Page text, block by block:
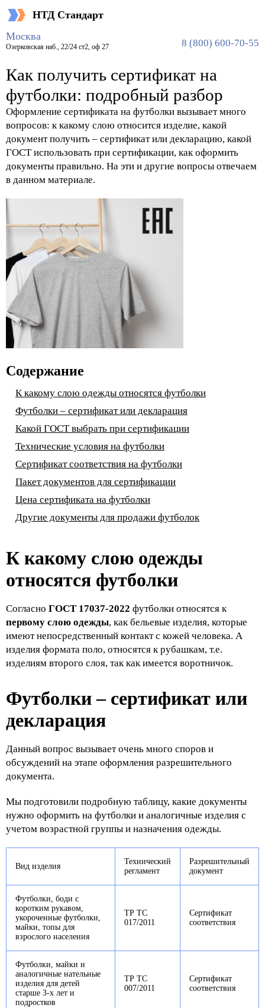
НТД Стандарт
Москва
Озерковская наб., 22/24 ст2, оф 27 8 (800) 600-70-55
Главная
Блог
Как получить сертификат на
футболки: подробный разбор
Оформление сертификата на футболки вызывает много
вопросов: к какому слою относится изделие, какой
документ получить – сертификат или декларацию, какой
ГОСТ использовать при сертификации, как оформить
документы правильно. На эти и другие вопросы отвечаем
в данном материале.
Содержание
К какому слою одежды относятся футболки
Футболки – сертификат или декларация
Какой ГОСТ выбрать при сертификации
Технические условия на футболки
Сертификат соответствия на футболки
Пакет документов для сертификации
Цена сертификата на футболки
Другие документы для продажи футболок
К какому слою одежды
относятся футболки
Согласно ГОСТ 17037-2022 футболки относятся к
первому слою одежды, как бельевые изделия, которые
имеют непосредственный контакт с кожей человека. А
изделия формата поло, относятся к рубашкам, т.е.
изделиям второго слоя, так как имеется воротничок.
Футболки – сертификат или
декларация
Данный вопрос вызывает очень много споров и
обсуждений на этапе оформления разрешительного
документа.
Мы подготовили подробную таблицу, какие документы
нужно оформить на футболки и аналогичные изделия с
учетом возрастной группы и назначения одежды.
Вид изделия
Технический
регламент
Разрешительный
документ
Футболки, боди с
коротким рукавом,
укороченные футболки,
майки, топы для
взрослого населения
ТР ТС
017/2011
Сертификат
соответствия
Футболки, майки и
аналогичные нательные
изделия для детей
старше 3-х лет и
подростков
ТР ТС
007/2011
Сертификат
соответствия